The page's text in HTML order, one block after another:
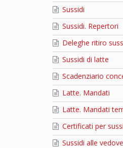
Sussidi
Sussidi. Repertori
Deleghe ritiro
Sussidi di latte
Scadenziario
Latte. Mandati
Latte. Mandati
Certificati per
Sussidi alle vedove